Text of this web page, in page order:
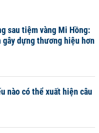
sau tiệm vàng Mi Hồng:
dựng thương hiệu hơn
nào có thể xuất hiện câu